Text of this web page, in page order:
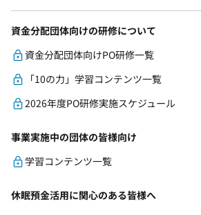
資金分配団体向けの研修について
資金分配団体向けPO研修一覧
「10の力」学習コンテンツ一覧
2026年度PO研修実施スケジュール
事業実施中の団体の皆様向け
学習コンテンツ一覧
休眠預金活用に関心のある皆様へ